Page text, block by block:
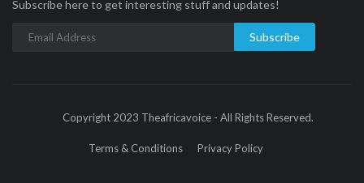
Subscribe here to get interesting stuff and updates!
Subscribe
Copyright 2023 Theafricavoice - All Rights Reserved.
Terms & Conditions Privacy Policy